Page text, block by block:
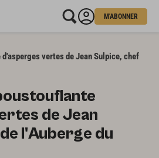
M'ABONNER
vertes de Jean Sulpice, chef
de Jean
l'Auberge du